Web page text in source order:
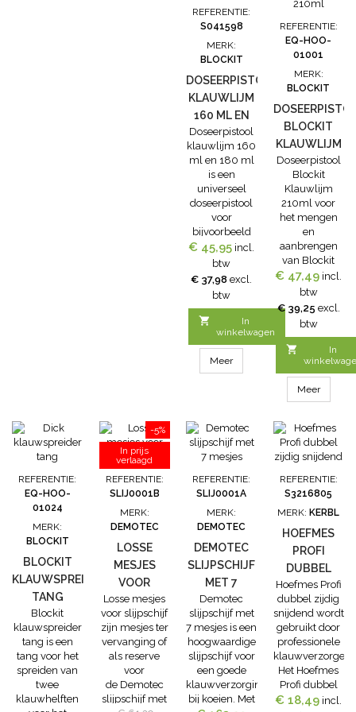
andere soorten
messen • Een
professioneel
gereedschap
levensduur.
REFERENTIE:
S041598
MERK:
BLOCKIT
DOSEERPISTOOL
KLAUWLIJM
160 ML EN
180 ML
Doseerpistool
klauwlijm 160
ml en 180 ml
is een
universeel
doseerpistool
voor
bijvoorbeeld
Blockit
klauwlijm
160ml en
Technovit 2-
Bond
klauwlijm. In
dit
doseerpistool
passen alle
klauwlijmen
doseerpistool
zorgt ervoor
dat de 2-
componenten
klauwlijm bij
gevoegd
worden.
€ 45,95 incl.
btw
€ 37,98 excl.
btw

In
winkelwagen
Meer
REFERENTIE:
EQ-HOO-
01001
MERK:
BLOCKIT
BLOCKIT
KLAUWLIJM
210ML
Doseerpistool
Blockit
Klauwlijm
210ml voor
het mengen
en
aanbrengen
van Blockit
klauwlijm. Dit
doseerpistool
is ook geschikt
voor Bovi-
Bond
klauwlijm
210ml. Met
een
doseerpistool
zorgt u ervoor
componenten
van de
klauwlijm
tegelijk door
de mengtip
gaan en
zodoende
goed
gemengd
€ 47,49 incl.
btw
€ 39,25 excl.
btw

In
Meer
REFERENTIE:
EQ-HOO-
01024
MERK:
BLOCKIT
BLOCKIT
KLAUWSPREIDER
TANG
Blockit
klauwspreider
tang is een
tang voor het
spreiden van
twee
klauwhelften
-5%
In prijs
verlaagd
REFERENTIE:
SLIJ0001B
MERK:
DEMOTEC
LOSSE
MESJES
VOOR
SLIJPSCHIJF
Losse mesjes
voor slijpschijf
zijn mesjes ter
vervanging of
als reserve
voor
de Demotec
slijpschijf met
REFERENTIE:
SLIJ0001A
MERK:
DEMOTEC
DEMOTEC
SLIJPSCHIJF
MET 7
MESJES
Demotec
slijpschijf met
7 mesjes is een
hoogwaardige
slijpschijf voor
een goede
klauwverzorging
bij koeien. Met
REFERENTIE:
S3216805
MERK:KERBL
HOEFMES
PROFI
DUBBEL
ZIJDIG
SNIJDEND
Hoefmes Profi
dubbel zijdig
snijdend wordt
gebruikt door
professionele
klauwverzorgers.
Het Hoefmes
Profi dubbel
zijdig snijdend
€ 18,49 incl.